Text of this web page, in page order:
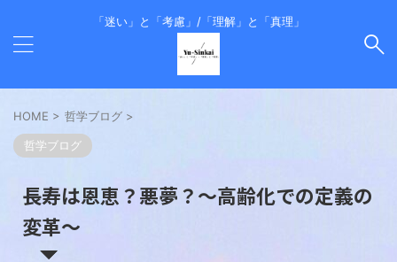
「迷い」と「考慮」/「理解」と「真理」
HOME > 哲学ブログ >
哲学ブログ
長寿は恩恵？悪夢？～高齢化での定義の
変革～